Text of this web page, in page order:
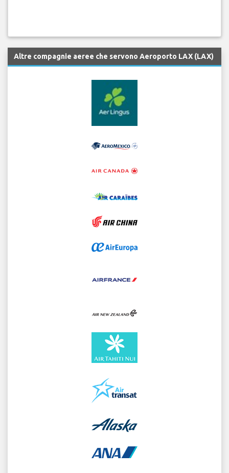
Altre compagnie aeree che servono Aeroporto LAX (LAX)